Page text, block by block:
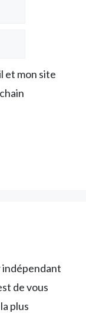
et mon site
de vous
plus